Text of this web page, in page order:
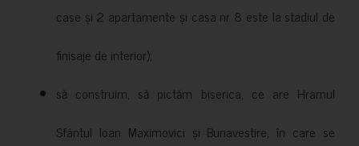
case și 2 apartamente și casa nr 8 este la stadiul de
finisaje de interior);
să construim, să pictăm biserica, ce are Hramul
Sfântul Ioan Maximovici și Bunavestire, în care se